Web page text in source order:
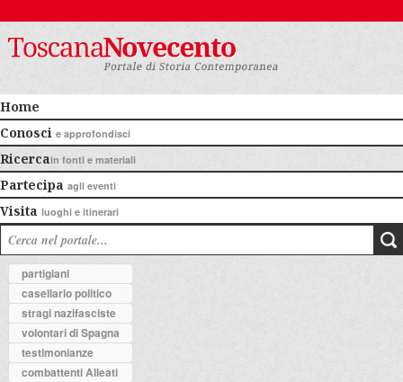
Home
Conosci e approfondisci
Ricercain fonti e materiali
Partecipa agli eventi
Visita luoghi e itinerari
partigiani
casellario politico
stragi nazifasciste
volontari di Spagna
testimonianze
combattenti Alleati